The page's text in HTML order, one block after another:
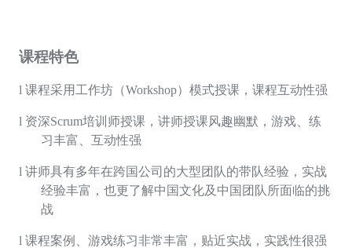
课程特色
l 课程采用工作坊（Workshop）模式授课，课程互动性强
l 资深Scrum培训师授课，讲师授课风趣幽默，游戏、练
习丰富、互动性强
l 讲师具有多年在跨国公司的大型团队的带队经验，实战
经验丰富，也更了解中国文化及中国团队所面临的挑
战
l 课程案例、游戏练习非常丰富，贴近实战，实践性很强